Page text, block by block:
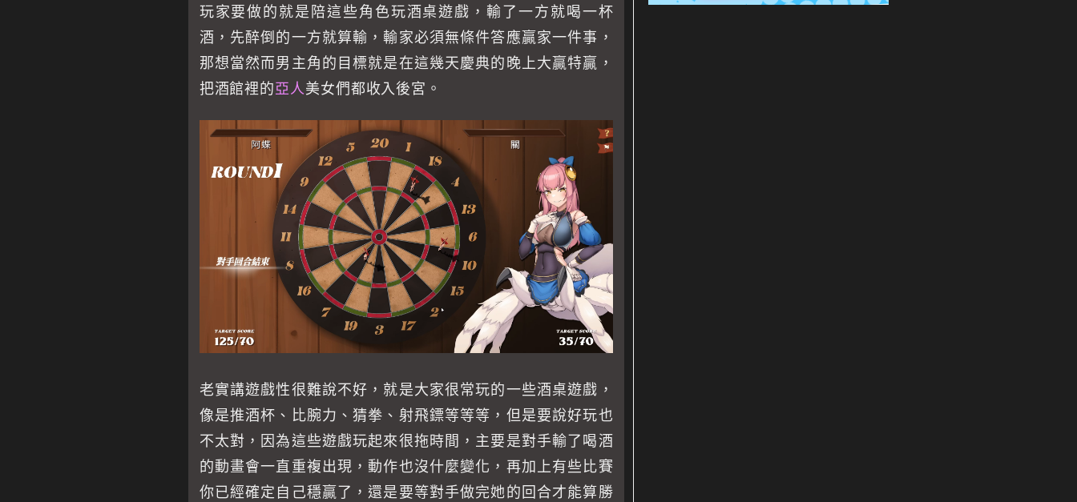
玩家要做的就是陪這些角色玩酒桌遊戲，輸了一方就喝一杯
酒，先醉倒的一方就算輸，輸家必須無條件答應贏家一件事，
那想當然而男主角的目標就是在這幾天慶典的晚上大贏特贏，
把酒館裡的亞人美女們都收入後宮。
老實講遊戲性很難說不好，就是大家很常玩的一些酒桌遊戲，
像是推酒杯、比腕力、猜拳、射飛鏢等等等，但是要說好玩也
不太對，因為這些遊戲玩起來很拖時間，主要是對手輸了喝酒
的動畫會一直重複出現，動作也沒什麼變化，再加上有些比賽
你已經確定自己穩贏了，還是要等對手做完她的回合才能算勝